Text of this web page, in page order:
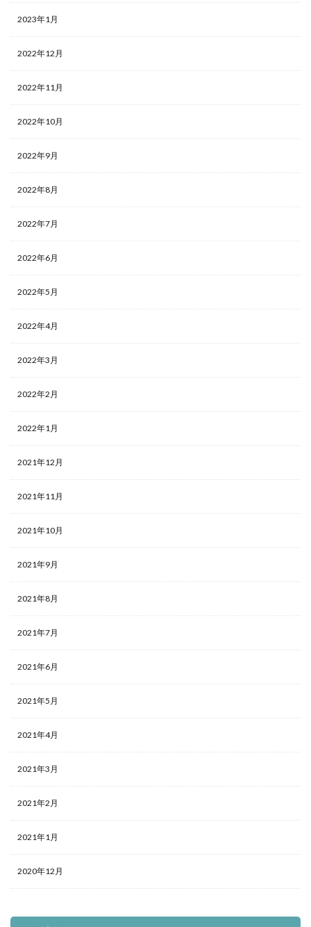
2023年1月
2022年12月
2022年11月
2022年10月
2022年9月
2022年8月
2022年7月
2022年6月
2022年5月
2022年4月
2022年3月
2022年2月
2022年1月
2021年12月
2021年11月
2021年10月
2021年9月
2021年8月
2021年7月
2021年6月
2021年5月
2021年4月
2021年3月
2021年2月
2021年1月
2020年12月